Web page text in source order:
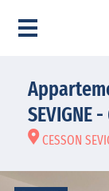
SEVIGNE -
CESSON